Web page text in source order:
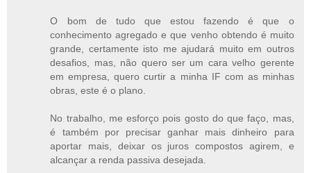
O bom de tudo que estou fazendo é que o
conhecimento agregado e que venho obtendo é muito
grande, certamente isto me ajudará muito em outros
desafios, mas, não quero ser um cara velho gerente
em empresa, quero curtir a minha IF com as minhas
obras, este é o plano.
No trabalho, me esforço pois gosto do que faço, mas,
é também por precisar ganhar mais dinheiro para
aportar mais, deixar os juros compostos agirem, e
alcançar a renda passiva desejada.